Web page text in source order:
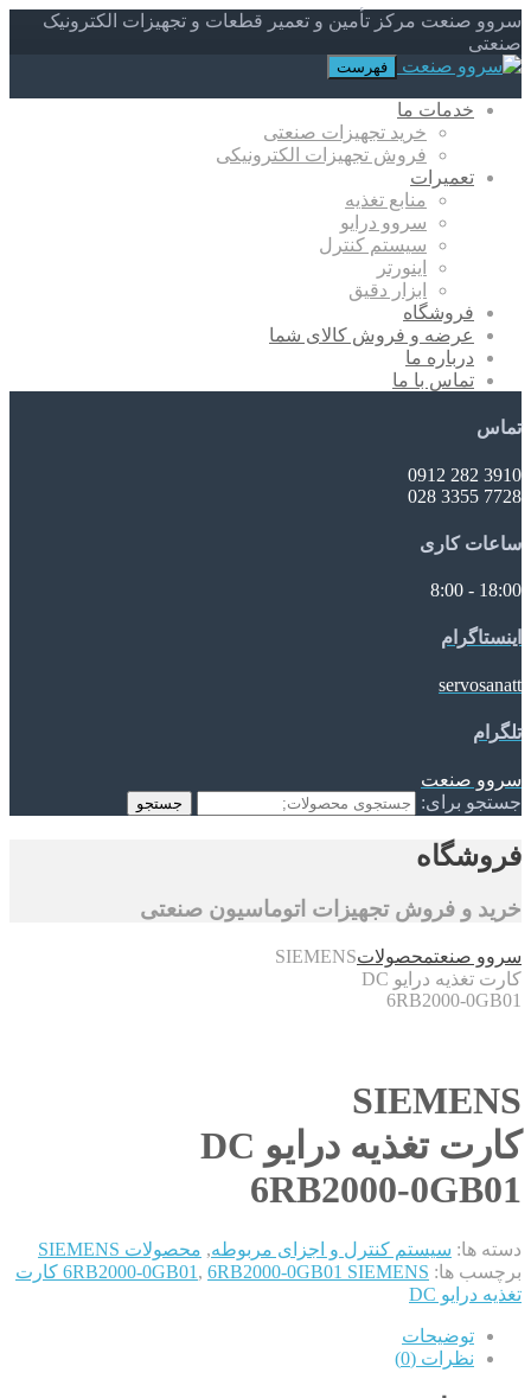
سروو صنعت مرکز تأمین و تعمیر قطعات و تجهیزات الکترونیک
صنعتی
فهرست
خدمات ما
خرید تجهیزات صنعتی
فروش تجهیزات الکترونیکی
تعمیرات
منابع تغذیه
سروو درایو
سیستم کنترل
اینورتر
ابزار دقیق
فروشگاه
عرضه و فروش کالای شما
درباره ما
تماس با ما
تماس
3910 282 0912
7728 3355 028
ساعات کاری
18:00 - 8:00
اینستاگرام
servosanatt
تلگرام
سروو صنعت
جستجو برای:
جستجو
فروشگاه
خرید و فروش تجهیزات اتوماسیون صنعتی
سروو صنعتمحصولاتSIEMENS
کارت تغذیه درایو DC
6RB2000-0GB01
SIEMENS
کارت تغذیه درایو DC
6RB2000-0GB01
دسته ها: سیستم کنترل و اجزای مربوطه, محصولات SIEMENS
برچسب ها:
6RB2000-0GB01 ,
6RB2000-0GB01 SIEMENS کارت
تغذیه درایو DC
توضیحات
نظرات (0)